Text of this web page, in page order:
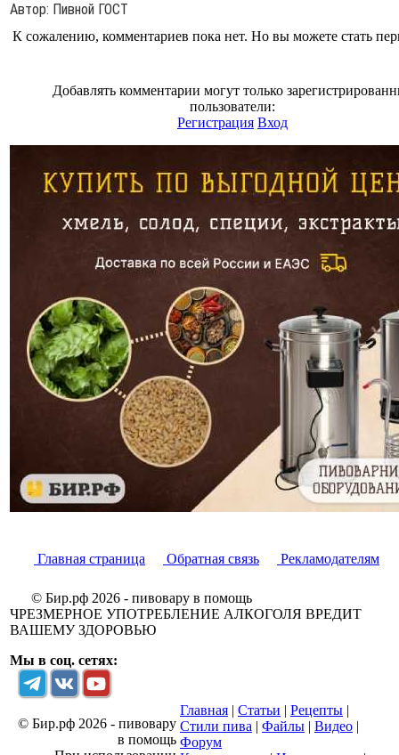
Автор: Пивной ГОСТ
К сожалению, комментариев пока нет. Но вы можете стать
Добавлять комментарии могут только
пользователи:
Регистрация Вход
Главная страница Обратная связь Рекламодателям
© Бир.рф 2026 - пивовару в помощь
ЧРЕЗМЕРНОЕ УПОТРЕБЛЕНИЕ АЛКОГОЛЯ ВРЕДИТ
ВАШЕМУ ЗДОРОВЬЮ
Мы в соц. сетях:
© Бир.рф 2026 - пивовару
в помощь
Главная | Статьи | Рецепты |
Стили пива | Файлы | Видео |
Форум